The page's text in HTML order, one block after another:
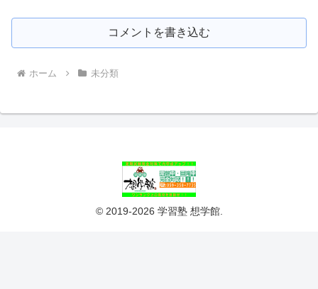
コメントを書き込む
ホーム 未分類
© 2019-2026 学習塾 想学館.